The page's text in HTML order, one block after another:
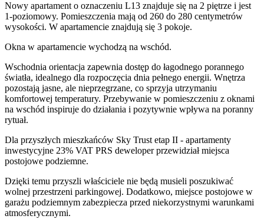
Nowy apartament o oznaczeniu L13 znajduje się na 2 piętrze i jest
1-poziomowy. Pomieszczenia mają od 260 do 280 centymetrów
wysokości. W apartamencie znajdują się 3 pokoje.
Okna w apartamencie wychodzą na wschód.
Wschodnia orientacja zapewnia dostęp do łagodnego porannego
światła, idealnego dla rozpoczęcia dnia pełnego energii. Wnętrza
pozostają jasne, ale nieprzegrzane, co sprzyja utrzymaniu
komfortowej temperatury. Przebywanie w pomieszczeniu z oknami
na wschód inspiruje do działania i pozytywnie wpływa na poranny
rytuał.
Dla przyszłych mieszkańców Sky Trust etap II - apartamenty
inwestycyjne 23% VAT PRS deweloper przewidziałmiejsca
postojowe podziemne.
Dzięki temu przyszli właściciele nie będą musieli poszukiwać
wolnej przestrzeni parkingowej. Dodatkowo, miejsce postojowe w
garażu podziemnym zabezpiecza przed niekorzystnymi warunkami
atmosferycznymi.